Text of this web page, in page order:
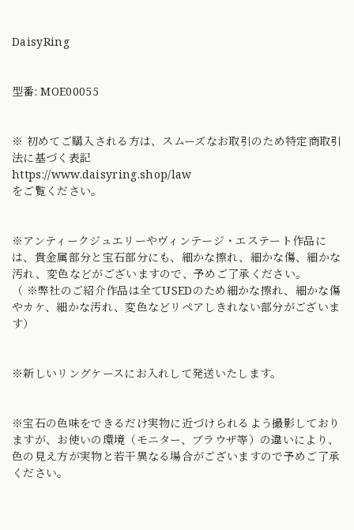
DaisyRing
型番: MOE00055
※ 初めてご購入される方は、スムーズなお取引のため特定商取引
法に基づく表記
https://www.daisyring.shop/law
をご覧ください。
※アンティークジュエリーやヴィンテージ・エステート作品に
は、貴金属部分と宝石部分にも、細かな擦れ、細かな傷、細かな
汚れ、変色などがございますので、予めご了承ください。
（ ※弊社のご紹介作品は全てUSEDのため細かな擦れ、細かな傷
やカケ、細かな汚れ、変色などリペアしきれない部分がございま
す）
※新しいリングケースにお入れして発送いたします。
※宝石の色味をできるだけ実物に近づけられるよう撮影しており
ますが、お使いの環境（モニター、ブラウザ等）の違いにより、
色の見え方が実物と若干異なる場合がございますので予めご了承
ください。